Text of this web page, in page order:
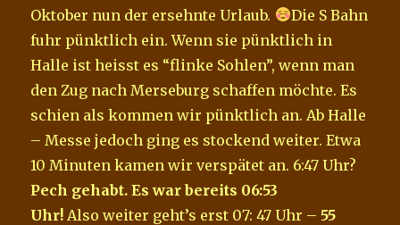
Oktober nun der ersehnte Urlaub.
Die S Bahn
fuhr pünktlich ein. Wenn sie pünktlich in
Halle ist heisst es “flinke Sohlen”, wenn man
den Zug nach Merseburg schaffen möchte. Es
schien als kommen wir pünktlich an. Ab Halle
– Messe jedoch ging es stockend weiter. Etwa
10 Minuten kamen wir verspätet an. 6:47 Uhr?
Pech gehabt. Es war bereits 06:53
Uhr! Also weiter geht’s erst 07: 47 Uhr – 55